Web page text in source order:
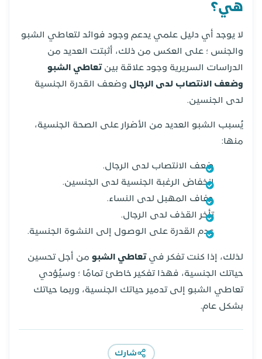
هي؟
لا يوجد أي دليل علمي يدعم وجود فوائد لتعاطي الشبو
والجنس ؛ على العكس من ذلك، أثبتت العديد من
الدراسات السريرية وجود علاقة بين تعاطي الشبو
وضعف الانتصاب لدى الرجال وضعف القدرة الجنسية
لدى الجنسين.
يُسبب الشبو العديد من الأضرار على الصحة الجنسية،
منها:
ضعف الانتصاب لدى الرجال.
انخفاض الرغبة الجنسية لدى الجنسين.
جفاف المهبل لدى النساء.
تأخر القذف لدى الرجال.
عدم القدرة على الوصول إلى النشوة الجنسية.
لذلك، إذا كنت تفكر في تعاطي الشبو من أجل تحسين
حياتك الجنسية، فهذا تفكير خاطئ تمامًا ؛ وسيُؤدي
تعاطي الشبو إلى تدمير حياتك الجنسية، وربما حياتك
بشكل عام.
شارك